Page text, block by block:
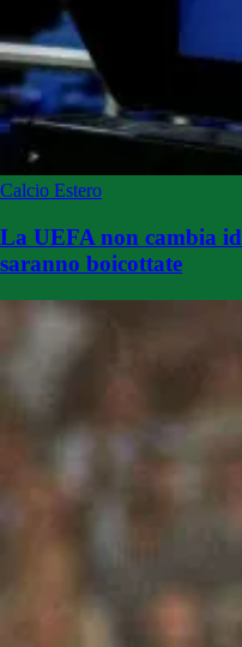
Calcio Estero
La UEFA non cambia
saranno boicottate